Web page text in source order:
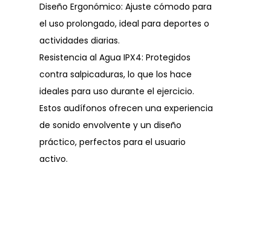
Diseño Ergonómico: Ajuste cómodo para
el uso prolongado, ideal para deportes o
actividades diarias.
Resistencia al Agua IPX4: Protegidos
contra salpicaduras, lo que los hace
ideales para uso durante el ejercicio.
Estos audífonos ofrecen una experiencia
de sonido envolvente y un diseño
práctico, perfectos para el usuario
activo.